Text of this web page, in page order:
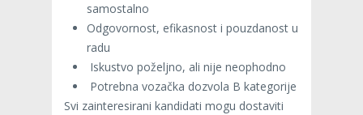
samostalno
Odgovornost, efikasnost i pouzdanost u
radu
Iskustvo poželjno, ali nije neophodno
Potrebna vozačka dozvola B kategorije
Svi zainteresirani kandidati mogu dostaviti